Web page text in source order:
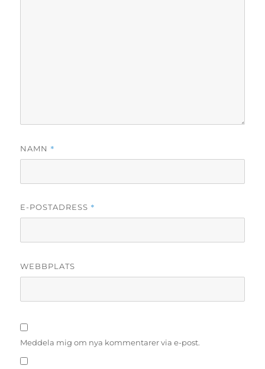
NAMN *
E-POSTADRESS *
WEBBPLATS
Meddela mig om nya kommentarer via e-post.